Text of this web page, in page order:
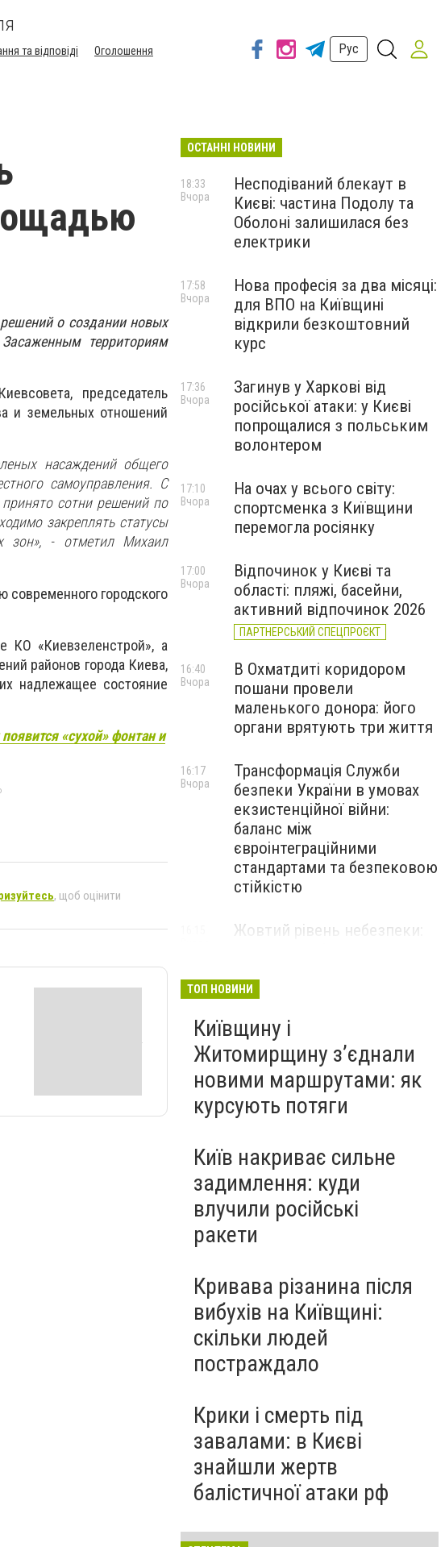
та відповіді
Оголошення
Рус
о создании новых
Засаженным территориям
председатель
и земельных отношений
насаждений общего
самоуправления. С
сотни решений по
закреплять статусы
зон», - отметил Михаил
городского
КО «Киевзеленстрой», а
районов города Киева,
надлежащее состояние
«сухой» фонтан и
, щоб оцінити
ОСТАННІ НОВИНИ
Несподіваний блекаут в
Києві: частина Подолу та
Оболоні залишилася без
електрики
18:33
Вчора
Нова професія за два місяці:
для ВПО на Київщині
відкрили безкоштовний
курс
17:58
Вчора
Загинув у Харкові від
російської атаки: у Києві
попрощалися з польським
волонтером
17:36
Вчора
На очах у всього світу:
спортсменка з Київщини
перемогла росіянку
17:10
Вчора
Відпочинок у Києві та
області: пляжі, басейни,
активний відпочинок 2026
ПАРТНЕРСЬКИЙ СПЕЦПРОЄКТ
17:00
Вчора
В Охматдиті коридором
пошани провели
маленького донора: його
органи врятують три життя
16:40
Вчора
Трансформація Служби
безпеки України в умовах
екзистенційної війни:
баланс між
євроінтеграційними
стандартами та безпековою
стійкістю
16:17
Вчора
Жовтий рівень небезпеки:
ТОП НОВИНИ
Київщину і
Житомирщину з’єднали
новими маршрутами: як
курсують потяги
Київ накриває сильне
задимлення: куди
влучили російські
ракети
Кривава різанина після
вибухів на Київщині:
скільки людей
постраждало
Крики і смерть під
завалами: в Києві
знайшли жертв
балістичної атаки рф